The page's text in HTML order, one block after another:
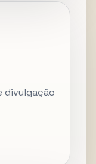
divulgação